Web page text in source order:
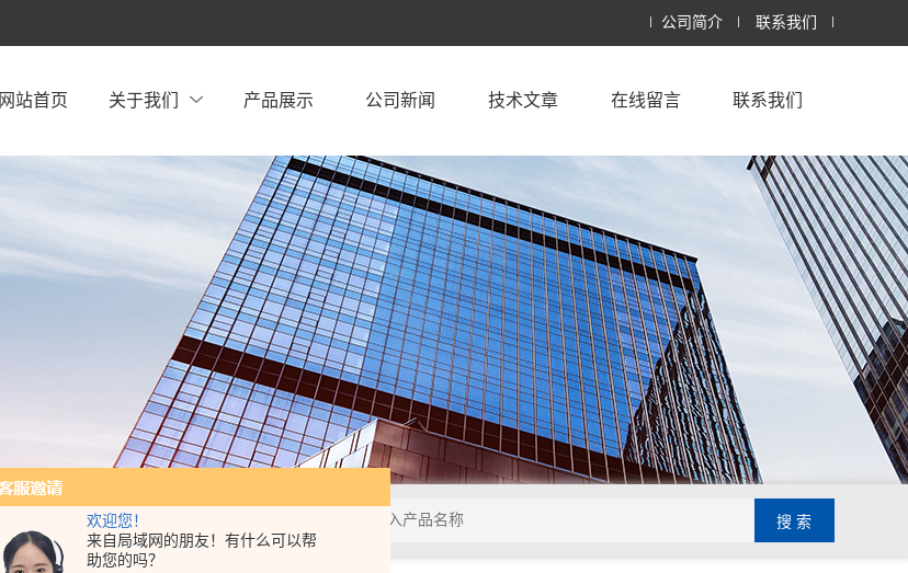
欢迎您！
来自局域网的朋友！有什么可以帮
助您的吗？
公司简介 联系我们
网站首页 关于我们 产品展示 公司新闻 技术文章 在线留言 联系我们